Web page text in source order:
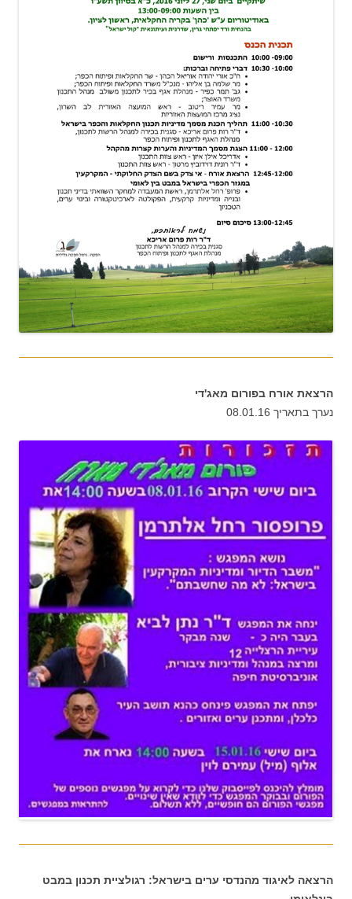
הרצאת אורח בפורום מאג'די
נערך בתאריך 08.01.16
הרצאה לאיגוד מהנדסי ערים בישראל: רגולציית תכנון במבט